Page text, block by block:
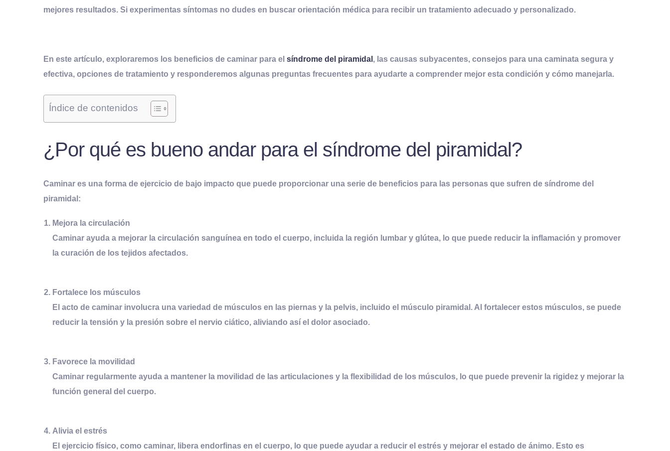
mejores resultados. Si experimentas síntomas no dudes en buscar orientación médica para recibir un tratamiento adecuado y personalizado.
En este artículo, exploraremos los beneficios de caminar para el síndrome del piramidal , las causas subyacentes, consejos para una caminata segura y
efectiva, opciones de tratamiento y responderemos algunas preguntas frecuentes para ayudarte a comprender mejor esta condición y cómo manejarla.
Índice de contenidos
¿Por qué es bueno andar para el síndrome del piramidal?
Caminar es una forma de ejercicio de bajo impacto que puede proporcionar una serie de beneficios para las personas que sufren de síndrome del
piramidal:
Mejora la circulación
Caminar ayuda a mejorar la circulación sanguínea en todo el cuerpo, incluida la región lumbar y glútea, lo que puede reducir la inflamación y promover
la curación de los tejidos afectados.
Fortalece los músculos
El acto de caminar involucra una variedad de músculos en las piernas y la pelvis, incluido el músculo piramidal. Al fortalecer estos músculos, se puede
reducir la tensión y la presión sobre el nervio ciático, aliviando así el dolor asociado.
Favorece la movilidad
Caminar regularmente ayuda a mantener la movilidad de las articulaciones y la flexibilidad de los músculos, lo que puede prevenir la rigidez y mejorar la
función general del cuerpo.
Alivia el estrés
El ejercicio físico, como caminar, libera endorfinas en el cuerpo, lo que puede ayudar a reducir el estrés y mejorar el estado de ánimo. Esto es